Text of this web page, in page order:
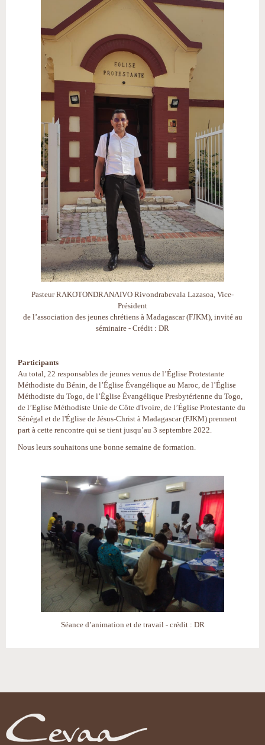
Pasteur RAKOTONDRANAIVO Rivondrabevala Lazasoa, Vice-
Président
de l’association des jeunes chrétiens à Madagascar (FJKM), invité au
séminaire - Crédit : DR
Participants
Au total, 22 responsables de jeunes venus de l’Église Protestante
Méthodiste du Bénin, de l’Église Évangélique au Maroc, de l’Église
Méthodiste du Togo, de l’Église Évangélique Presbytérienne du Togo,
de l’Eglise Méthodiste Unie de Côte d'Ivoire, de l’Église Protestante du
Sénégal et de l'Église de Jésus-Christ à Madagascar (FJKM) prennent
part à cette rencontre qui se tient jusqu’au 3 septembre 2022.
Nous leurs souhaitons une bonne semaine de formation.
Séance d’animation et de travail - crédit : DR
document